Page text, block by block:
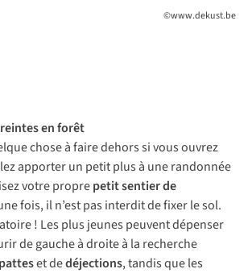
©www.dekust.be
en forêt
chose à faire dehors si vous ouvrez
apporter un petit plus à une randonnée
votre proprepetit sentier de
fois, il n’est pas interdit de fixer le sol.
! Les plus jeunes peuvent dépenser
de gauche à droite à la recherche
et dedéjections, tandis que les